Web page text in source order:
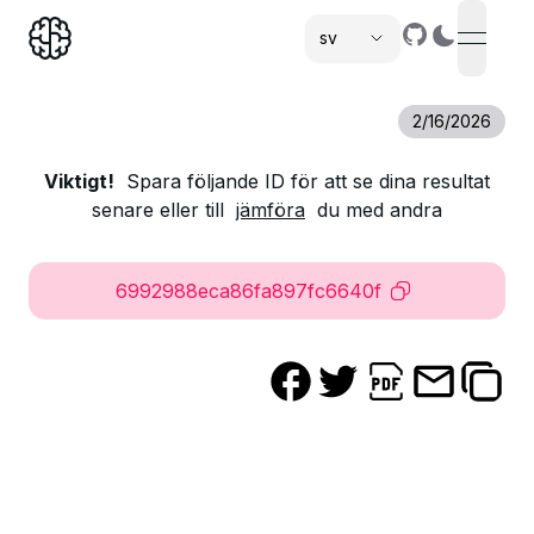
sv
open
2/16/2026
Viktigt! Spara följande ID för att se dina resultat
senare eller till jämföra du med andra
6992988eca86fa897fc6640f